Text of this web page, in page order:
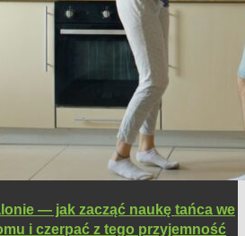
— jak zacząć naukę tańca we
i czerpać z tego przyjemność